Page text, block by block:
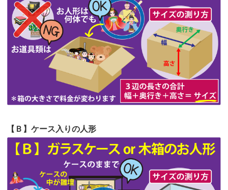
てくださる...
第62回人形供養祭令和5年6月21日(水)
第61回人形供養祭 令和5年5月19日(金)
第60回人形供養祭令和5年3月28日(火)
第59回人形供養祭 令和5年2月10日(金)
第58回人形供養祭令和5年12月21日(水)
第56回人形供養祭 令和4年10月19日(水)
第55回人形供養祭令和4年9月8日(木)
第54回人形供養祭令和4年8月1日(月)
【Ｂ】ケース入りの人形